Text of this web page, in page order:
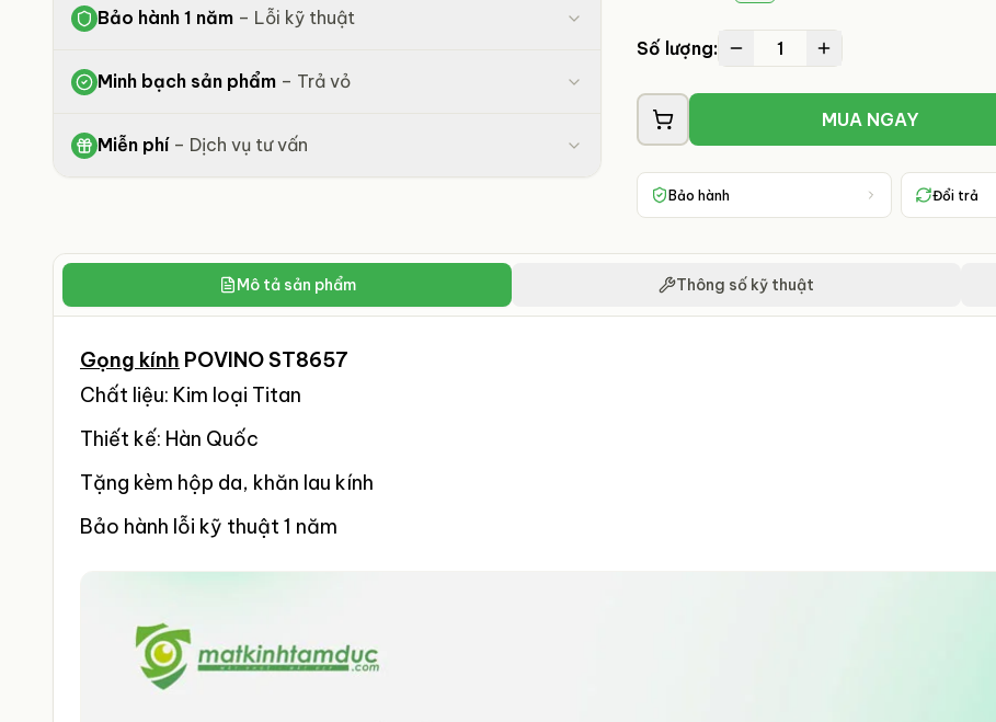
Bảo hành 1 năm – Lỗi kỹ thuật
Minh bạch sản phẩm – Trả vỏ
Miễn phí– Dịch vụ tư vấn
Số lượng: 1
MUA NGAY
Bảo hành Đổi trả
Mô tả sản phẩm Thông số kỹ thuật
Gọng kính POVINO ST8657
Chất liệu: Kim loại Titan
Thiết kế: Hàn Quốc
Tặng kèm hộp da, khăn lau kính
Bảo hành lỗi kỹ thuật 1 năm